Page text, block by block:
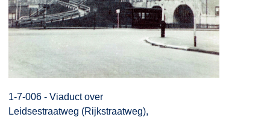
1-7-006 - Viaduct over
Leidsestraatweg (Rijkstraatweg),